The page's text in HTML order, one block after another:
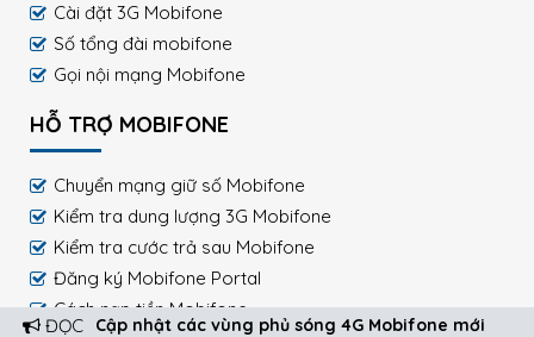
ĐỌC Cập nhật các vùng phủ sóng 4G Mobifone mới
Cài đặt 3G Mobifone
Số tổng đài mobifone
Gọi nội mạng Mobifone
HỖ TRỢ MOBIFONE
Chuyển mạng giữ số Mobifone
Kiểm tra dung lượng 3G Mobifone
Kiểm tra cước trả sau Mobifone
Đăng ký Mobifone Portal
Cách nạp tiền Mobifone